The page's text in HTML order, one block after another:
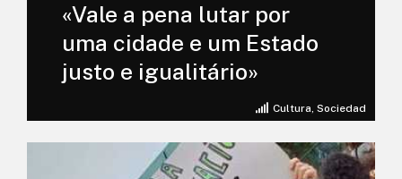
Cultura, Sociedad
«Vale a pena lutar por
uma cidade e um Estado
justo e igualitário»